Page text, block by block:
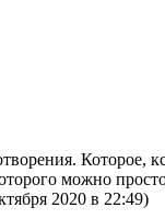
Которое,
можно
2020 в 22:49)